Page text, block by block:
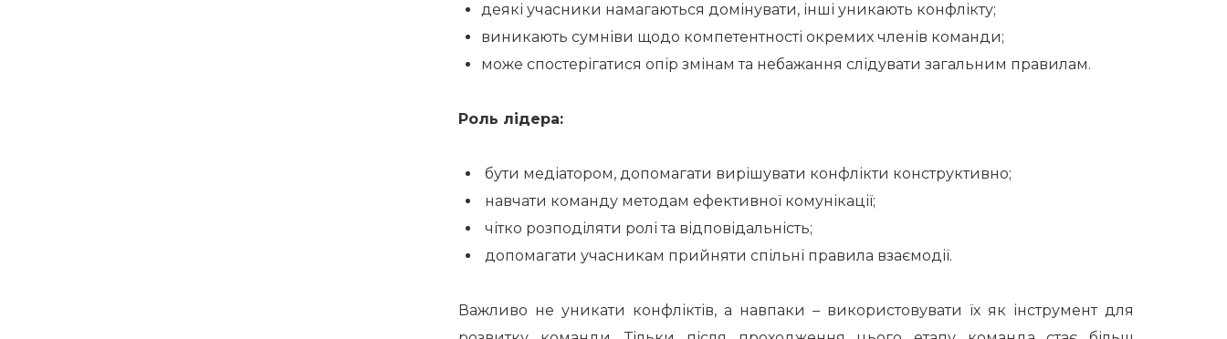
деякі учасники намагаються домінувати, інші уникають конфлікту;
виникають сумніви щодо компетентності окремих членів команди;
може спостерігатися опір змінам та небажання слідувати загальним правилам.
Роль лідера:
бути медіатором, допомагати вирішувати конфлікти конструктивно;
навчати команду методам ефективної комунікації;
чітко розподіляти ролі та відповідальність;
допомагати учасникам прийняти спільні правила взаємодії.
Важливо не уникати конфліктів, а навпаки – використовувати їх як інструмент для